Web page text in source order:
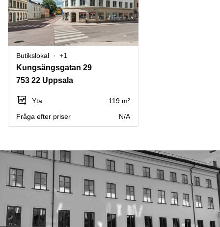
Lagerlokaler
Industrilokaler
Butikslokaler
Verkstad
Mötesrum
kontor
Uppsala
Norrköping
Östermalm
Skåne
Älvsjö
Vasastan
Kontorshotell
Göteborg
Coworking
Stockholm
Kontorshotell
Malmö
Coworking
Malmö
Lediga
lokaler
Hisingen
lokaler
Hägersten
Pris
Logga in
Butikslokal +1
Kungsängsgatan 29
753 22 Uppsala
Yta
119 m²
Fråga efter priser
N/A